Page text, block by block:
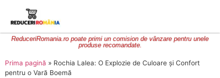
ReduceriRomania.ro poate primi un comision de vânzare pentru unele
produse recomandate.
Prima pagină » Rochia Lalea: O Explozie de Culoare și Confort
pentru o Vară Boemă